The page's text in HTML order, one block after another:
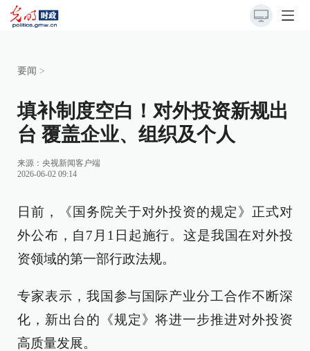
要闻 >
填补制度空白！对外投资新规出
台 覆盖企业、组织及个人
来源： 央视新闻客户端
2026-06-02 09:14
日前，《国务院关于对外投资的规定》正式对
外公布，自7月1日起施行。这是我国在对外投
资领域的第一部行政法规。
专家表示，我国参与国际产业分工合作不断深
化，新出台的《规定》将进一步推进对外投资
高质量发展。